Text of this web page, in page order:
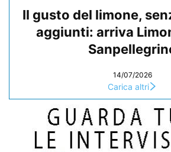
Il gusto del limone,
aggiunti: arriva
14/07/2026
Carica altri